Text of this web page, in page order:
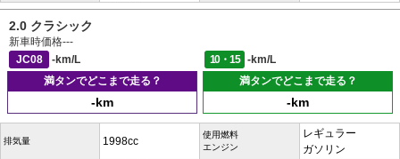
2.0 クラシック
新車時価格---
JC08
-km/L 10・15
-km/L
満タンでどこまで走る？
-km
満タンでどこまで走る？
-km
排気量 1998cc
使用燃料
エンジン
レギュラー
ガソリン